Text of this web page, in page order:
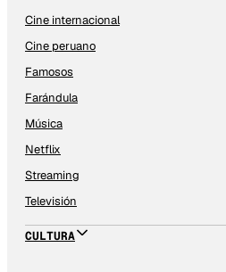
Cine internacional
Cine peruano
Famosos
Farándula
Música
Netflix
Streaming
Televisión
CULTURA